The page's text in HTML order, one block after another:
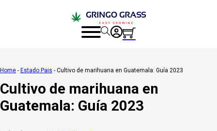
Home - Estado Pais - Cultivo de marihuana en Guatemala: Guía 2023
Cultivo de marihuana en
Guatemala: Guía 2023